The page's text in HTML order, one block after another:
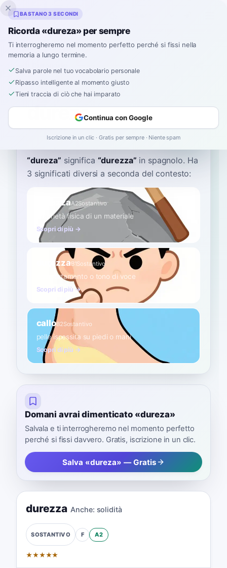
Inklingo
Home›Spagnolo›Dizionario›dureza
dureza
doo-REH-sah duˈɾesa
“dureza” significa “durezza” in spagnolo. Ha
3 significati diversi a seconda del contesto:
durezzaA2Sostantivo
proprietà fisica di un materiale
Scopri di più →
durezzaB1Sostantivo
comportamento o tono di voce
Scopri di più →
calloB2Sostantivo
pelle ispessita su piedi o mani
Scopri di più →
Domani avrai dimenticato «dureza»
Salvala e ti interrogheremo nel momento perfetto
perché si fissi davvero. Gratis, iscrizione in un clic.
Salva «dureza» — Gratis
durezza Anche: solidità
SOSTANTIVO F A2
★★★★★
BASTANO 3 SECONDI
Ricorda «dureza» per sempre
Ti interrogheremo nel momento perfetto perché si fissi nella
memoria a lungo termine.
Salva parole nel tuo vocabolario personale
Ripasso intelligente al momento giusto
Tieni traccia di ciò che hai imparato
Continua con Google
Iscrizione in un clic · Gratis per sempre · Niente spam